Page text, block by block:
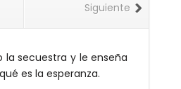
Siguiente
la secuestra y le enseña
es la esperanza.